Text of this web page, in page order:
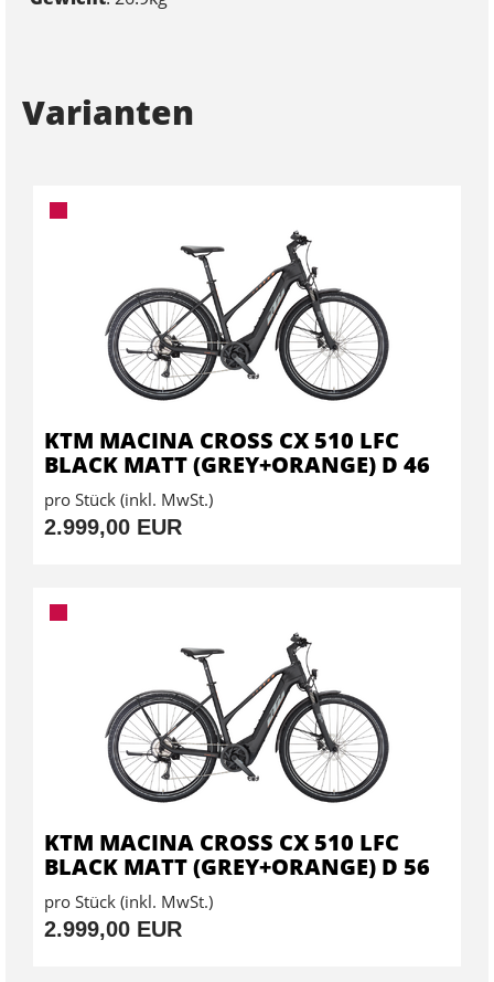
Varianten
KTM MACINA CROSS CX 510 LFC
BLACK MATT (GREY+ORANGE) D 46
pro Stück (inkl. MwSt.)
2.999,00 EUR
KTM MACINA CROSS CX 510 LFC
BLACK MATT (GREY+ORANGE) D 56
pro Stück (inkl. MwSt.)
2.999,00 EUR